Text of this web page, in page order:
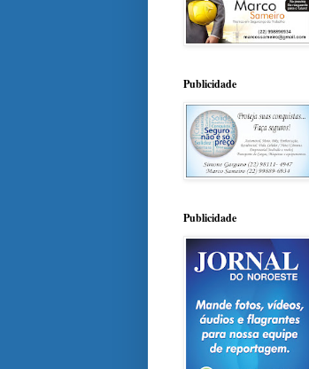
Publicidade
Publicidade